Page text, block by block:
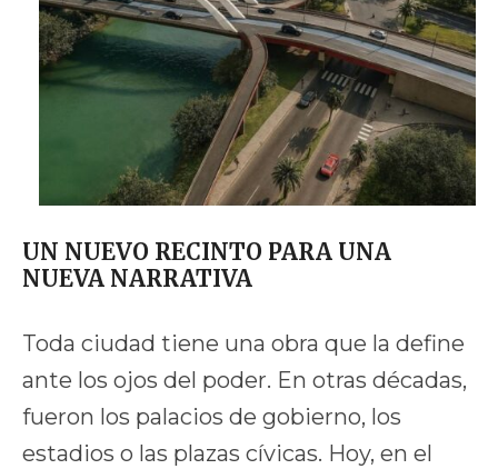
UN NUEVO RECINTO PARA UNA
NUEVA NARRATIVA
Toda ciudad tiene una obra que la define
ante los ojos del poder. En otras décadas,
fueron los palacios de gobierno, los
estadios o las plazas cívicas. Hoy, en el